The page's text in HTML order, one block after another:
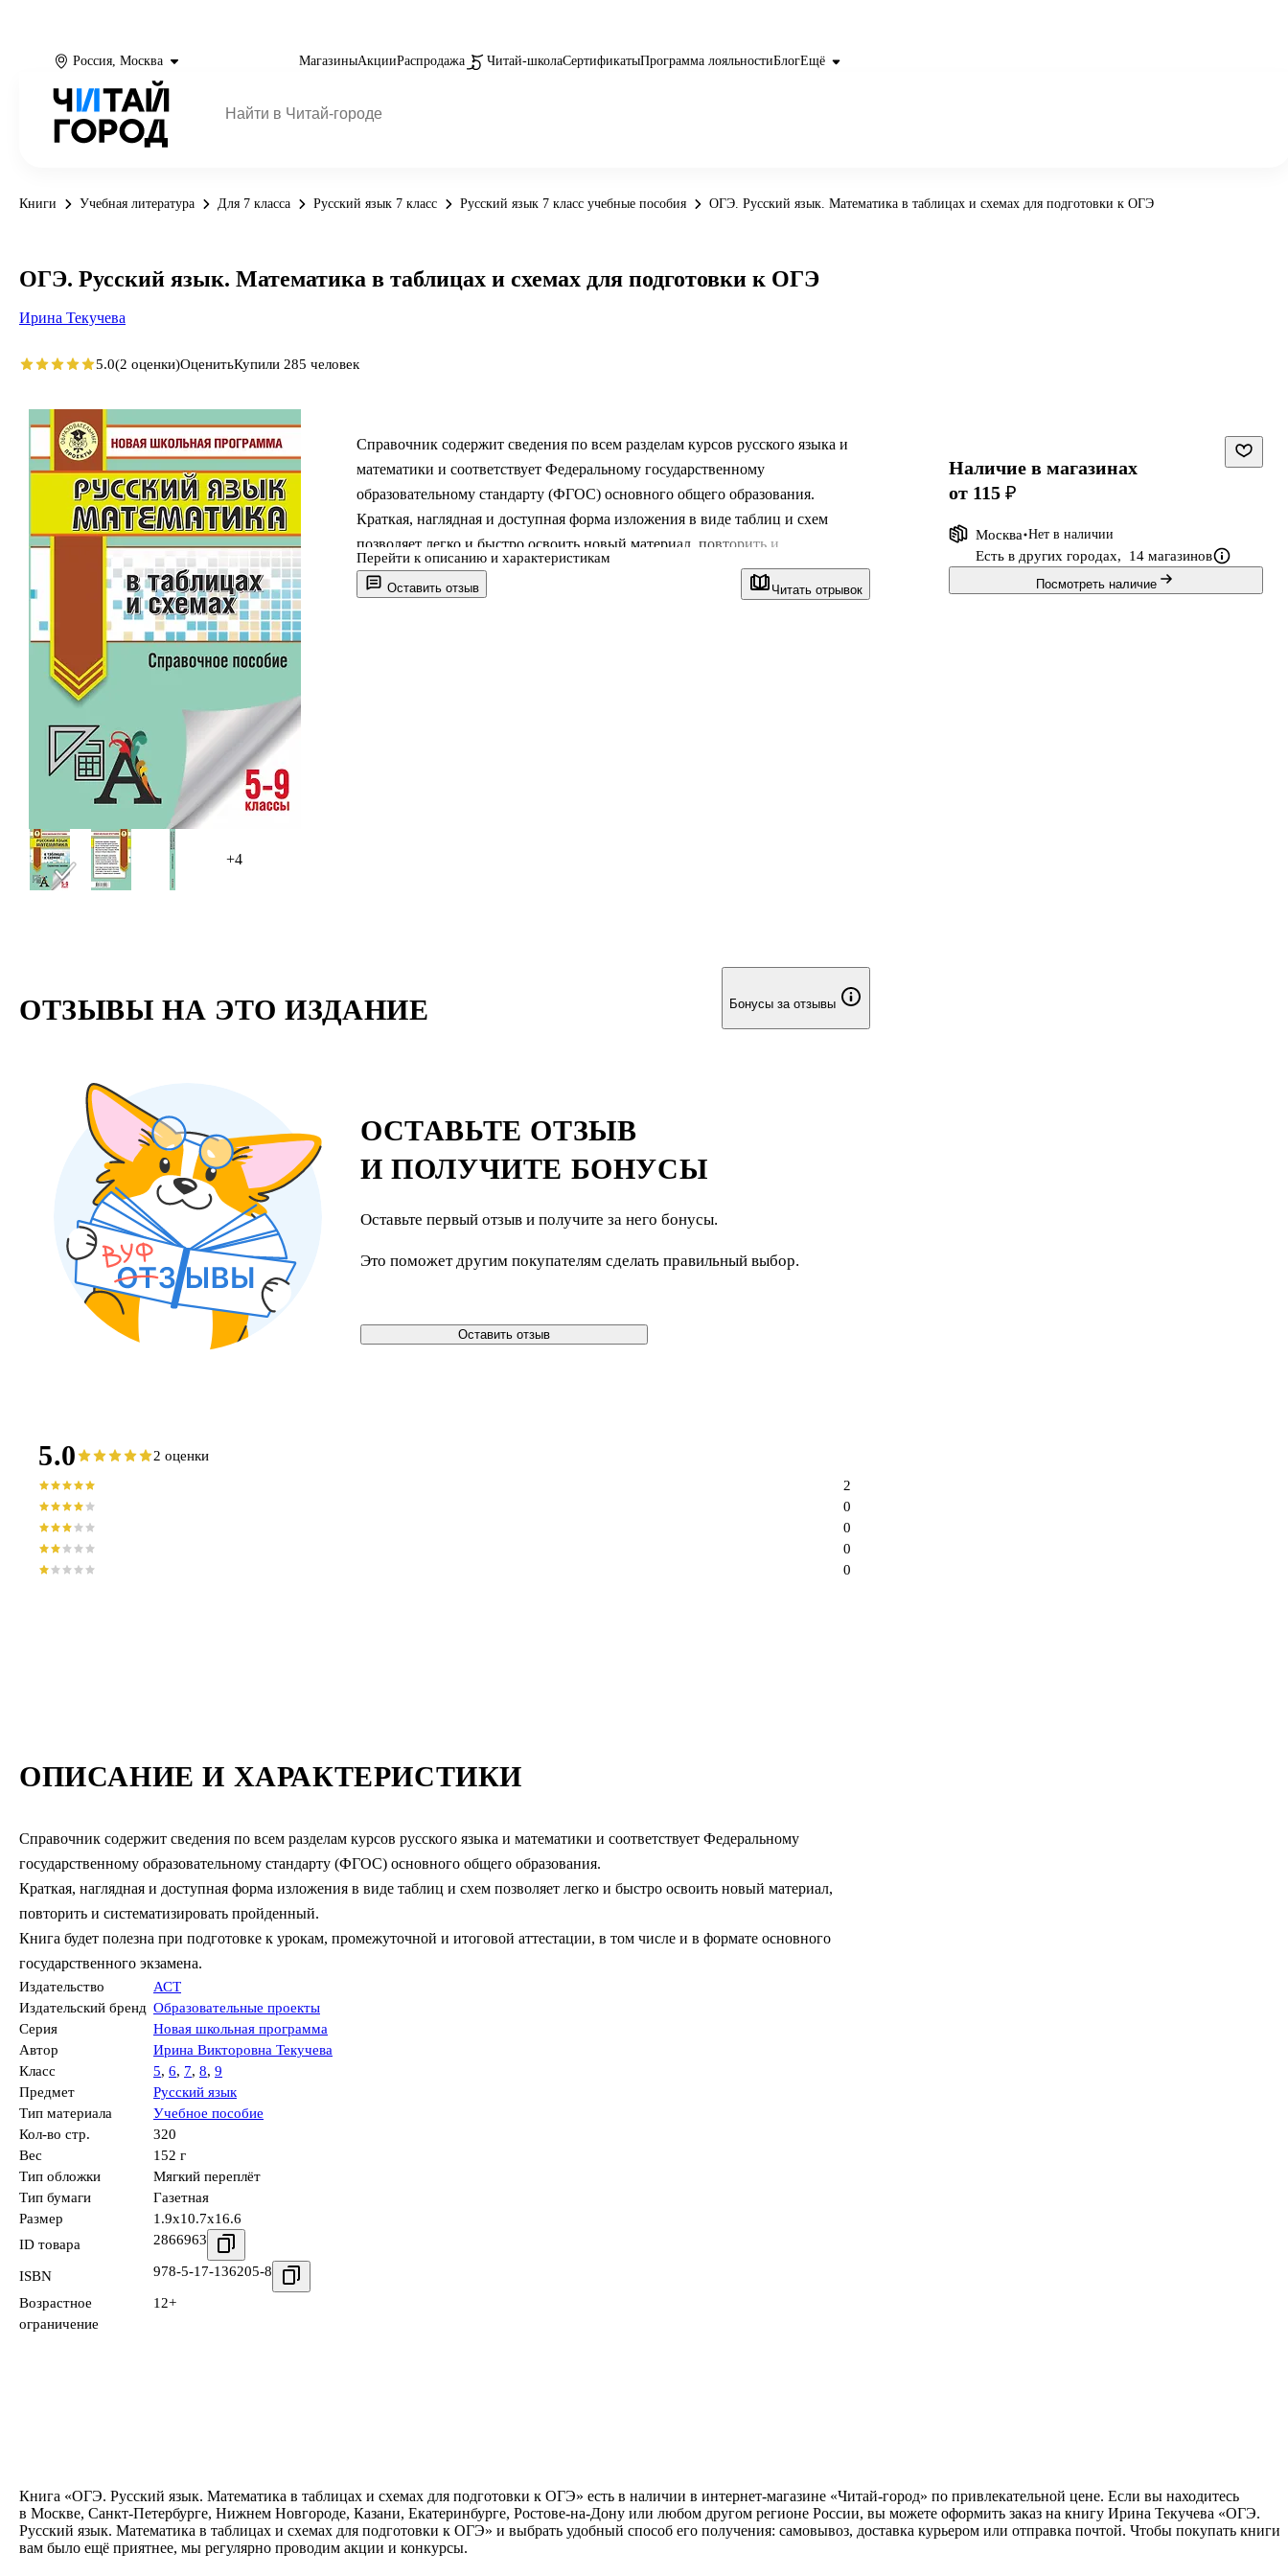
Россия, Москва МагазиныАкцииРаспродажа Читай-школаСертификатыПрограмма лояльностиБлогЕщё
Книги Учебная литература Для 7 класса Русский язык 7 класс Русский язык 7 класс учебные пособия ОГЭ. Русский язык. Математика в таблицах и схемах для подготовки к ОГЭ
+4
Оставить отзыв Читать отрывок
Справочник содержит сведения по всем разделам курсов русского языка и
математики и соответствует Федеральному государственному
образовательному стандарту (ФГОС) основного общего образования.
Краткая, наглядная и доступная форма изложения в виде таблиц и схем
позволяет легко и быстро освоить новый материал, повторить и
систематизировать пройденный.
Книга будет полезна при подготовке к урокам, промежуточной и итоговой
Перейти к описанию и характеристикам
ОГЭ. Русский язык. Математика в таблицах и схемах для подготовки к ОГЭ
Ирина Текучева
5.0(2 оценки)ОценитьКупили 285 человек
Наличие в магазинах
от 115 ₽
Москва Нет в наличии
Есть в других городах, 14 магазинов
Посмотреть наличие
ОПИСАНИЕ И ХАРАКТЕРИСТИКИ
Справочник содержит сведения по всем разделам курсов русского языка и математики и соответствует Федеральному
государственному образовательному стандарту (ФГОС) основного общего образования.
Краткая, наглядная и доступная форма изложения в виде таблиц и схем позволяет легко и быстро освоить новый материал,
повторить и систематизировать пройденный.
Книга будет полезна при подготовке к урокам, промежуточной и итоговой аттестации, в том числе и в формате основного
государственного экзамена.
Издательство
АСТ
Издательский бренд Образовательные проекты
Серия
Новая школьная программа
Автор
Ирина Викторовна Текучева
Класс
5, 6, 7, 8, 9
Предмет
Русский язык
Тип материала
Учебное пособие
Кол-во стр.
320
Вес
152 г
Тип обложки
Мягкий переплёт
Тип бумаги
Газетная
Размер
1.9x10.7x16.6
ID товара
2866963
ISBN 978-5-17-136205-8
Возрастное
ограничение
12+
ОТЗЫВЫ НА ЭТО ИЗДАНИЕ Бонусы за отзывы
ОСТАВЬТЕ ОТЗЫВ
И ПОЛУЧИТЕ БОНУСЫ
Оставьте первый отзыв и получите за него бонусы.
Это поможет другим покупателям сделать правильный выбор.
Оставить отзыв
5.0 2 оценки
0
0
0
0
2
Книга «ОГЭ. Русский язык. Математика в таблицах и схемах для подготовки к ОГЭ» есть в наличии в интернет-магазине «Читай-город» по привлекательной цене. Если вы находитесь
в Москве, Санкт-Петербурге, Нижнем Новгороде, Казани, Екатеринбурге, Ростове-на-Дону или любом другом регионе России, вы можете оформить заказ на книгу Ирина Текучева «ОГЭ.
Русский язык. Математика в таблицах и схемах для подготовки к ОГЭ» и выбрать удобный способ его получения: самовывоз, доставка курьером или отправка почтой. Чтобы покупать книги
вам было ещё приятнее, мы регулярно проводим акции и конкурсы.